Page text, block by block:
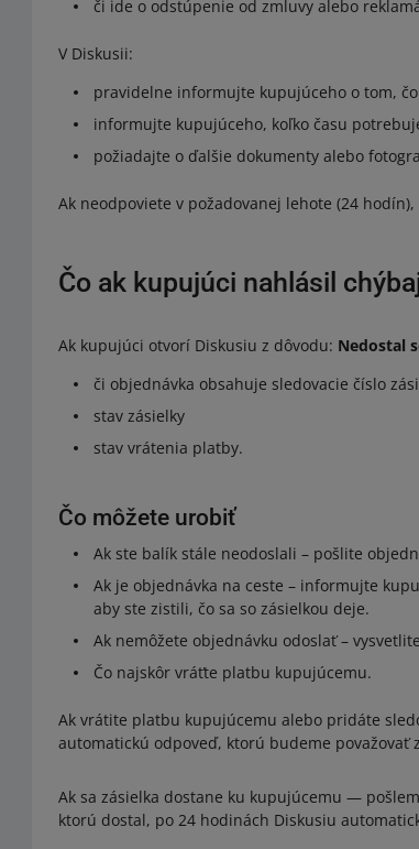
či ide o odstúpenie od zmluvy alebo
V Diskusii:
pravidelne informujte kupujúceho o tom,
informujte kupujúceho, koľko času
požiadajte o ďalšie dokumenty alebo
Ak neodpoviete v požadovanej lehote (24
Čo ak kupujúci nahlásil
Ak kupujúci otvorí Diskusiu z dôvodu: Nedostal
či objednávka obsahuje sledovacie číslo
stav zásielky
stav vrátenia platby.
Čo môžete urobiť
Ak ste balík stále neodoslali – pošlite
Ak je objednávka na ceste – informujte
aby ste zistili, čo sa so zásielkou deje.
Ak nemôžete objednávku odoslať –
Čo najskôr vráťte platbu kupujúcemu.
Ak vrátite platbu kupujúcemu alebo pridáte
automatickú odpoveď, ktorú budeme považovať
Ak sa zásielka dostane ku kupujúcemu —
ktorú dostal, po 24 hodinách Diskusiu